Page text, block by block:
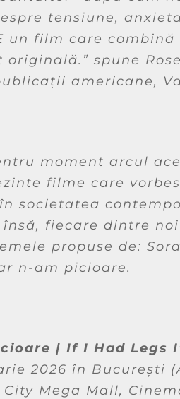
tensiune,
un film care
originală.” spune
americane,
moment arcul
filme care
societatea
fiecare dintre
propuse de:
n-am picioare.
| If I Had Legs
2026 în București (
City Mega Mall,